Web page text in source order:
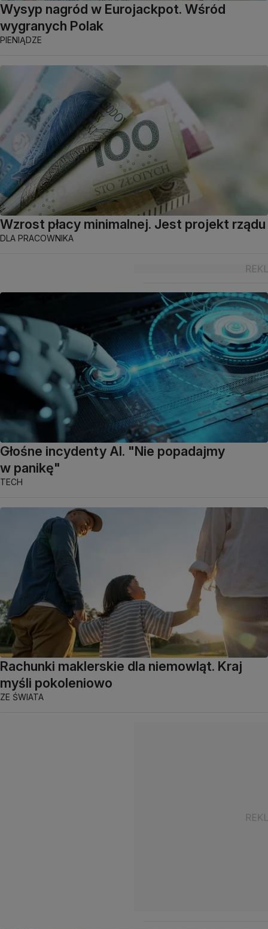
Wysyp nagród w Eurojackpot. Wśród
wygranych Polak
PIENIĄDZE
Wzrost płacy minimalnej. Jest projekt rządu
DLA PRACOWNIKA
Głośne incydenty AI. "Nie popadajmy
w panikę"
TECH
Rachunki maklerskie dla niemowląt. Kraj
myśli pokoleniowo
ZE ŚWIATA